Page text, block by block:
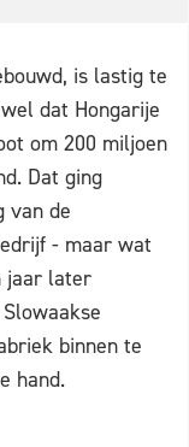
is lastig te
dat Hongarije
om 200 miljoen
Dat ging
van de
- maar wat
jaar later
binnen te
hand.